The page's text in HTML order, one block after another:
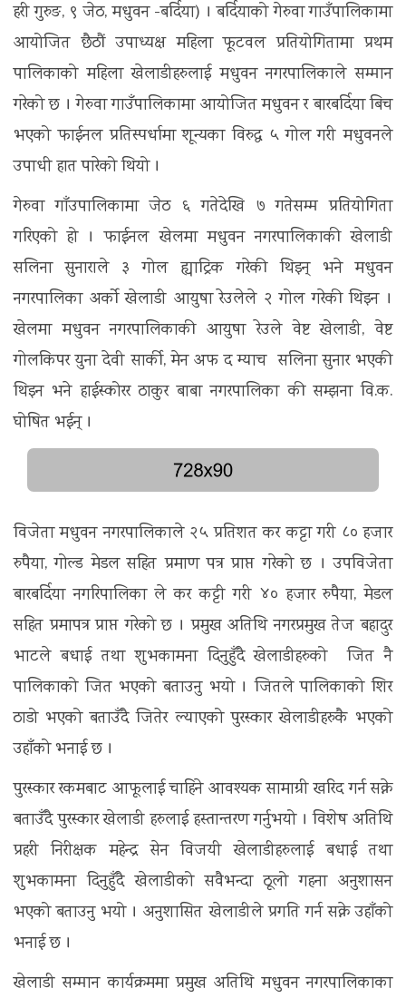
हरी गुरुङ, ९ जेठ, मधुवन -बर्दिया) । बर्दियाको गेरुवा गाउँपालिकामा
आयोजित छैठौं उपाध्यक्ष महिला फूटवल प्रतियोगितामा प्रथम
पालिकाको महिला खेलाडीहरुलाई मधुवन नगरपालिकाले सम्मान
गरेको छ । गेरुवा गाउँपालिकामा आयोजित मधुवन र बारबर्दिया बिच
भएको फाईनल प्रतिस्पर्धामा शून्यका विरुद्ध ५ गोल गरी मधुवनले
उपाधी हात पारेको थियो ।
गेरुवा गाँउपालिकामा जेठ ६ गतेदेखि ७ गतेसम्म प्रतियोगिता
गरिएको हो । फाईनल खेलमा मधुवन नगरपालिकाकी खेलाडी
सलिना सुनाराले ३ गोल ह्याट्रिक गरेकी थिइन् भने मधुवन
नगरपालिका अर्को खेलाडी आयुषा रेउलेले २ गोल गरेकी थिइन ।
खेलमा मधुवन नगरपालिकाकी आयुषा रेउले वेष्ट खेलाडी, वेष्ट
गोलकिपर युना देवी सार्की, मेन अफ द म्याच सलिना सुनार भएकी
थिइन भने हाईस्कोरर ठाकुर बाबा नगरपालिका की सम्झना वि.क.
घोषित भईन् ।
विजेता मधुवन नगरपालिकाले २५ प्रतिशत कर कट्टा गरी ८० हजार
रुपैया, गोल्ड मेडल सहित प्रमाण पत्र प्राप्त गरेको छ । उपविजेता
बारबर्दिया नगरिपालिका ले कर कट्टी गरी ४० हजार रुपैया, मेडल
सहित प्रमापत्र प्राप्त गरेको छ । प्रमुख अतिथि नगरप्रमुख तेज बहादुर
भाटले बधाई तथा शुभकामना दिनुहुँदै खेलाडीहरुको जित नै
पालिकाको जित भएको बताउनु भयो । जितले पालिकाको शिर
ठाडो भएको बताउँदै जितेर ल्याएको पुरस्कार खेलाडीहरुकै भएको
उहाँको भनाई छ ।
पुरस्कार रकमबाट आफूलाई चाहिने आवश्यक सामाग्री खरिद गर्न सक्ने
बताउँदै पुरस्कार खेलाडी हरुलाई हस्तान्तरण गर्नुभयो । विशेष अतिथि
प्रहरी निरीक्षक महेन्द्र सेन विजयी खेलाडीहरुलाई बधाई तथा
शुभकामना दिनुहुँदै खेलाडीको सवैभन्दा ठूलो गहना अनुशासन
भएको बताउनु भयो । अनुशासित खेलाडीले प्रगति गर्न सक्ने उहाँको
भनाई छ ।
खेलाडी सम्मान कार्यक्रममा प्रमुख अतिथि मधुवन नगरपालिकाका